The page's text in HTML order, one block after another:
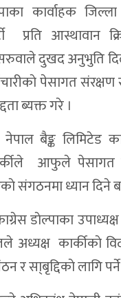
कार्वाहक
प्रति आस्थावान
दुखद अनुभुति
पेसागत संरक्षण
ब्यक्त गरे ।
बैङ्क लिमिटेड
आफुले पेसागत
संगठनमा ध्यान दिने
डाेल्पाका
कार्कीकाे
सा्बृद्दिकाे लागि